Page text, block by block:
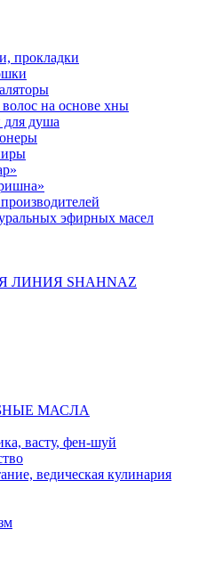
прокладки
на основе хны
душа
эфирных масел
SHAHNAZ
МАСЛА
васту, фен-шуй
ведическая кулинария